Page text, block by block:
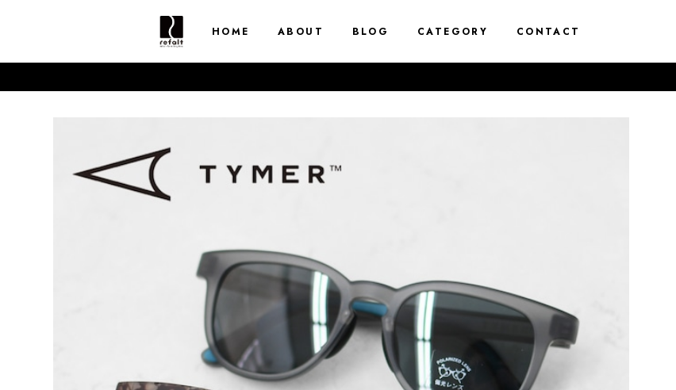
HOME ABOUT BLOG CATEGORY CONTACT